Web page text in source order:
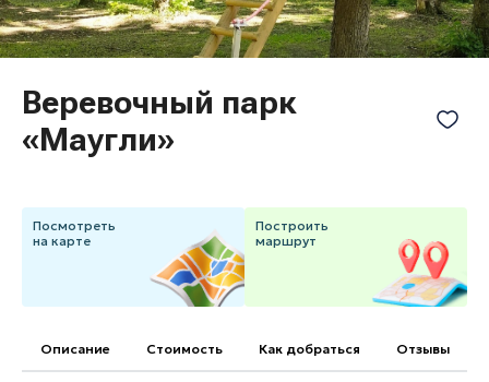
Банные комплексы
Горнолыжные клубы
Спецпроекты
Федоскинская фабрика
Пикник в Подмосковье
Золотое кольцо России
Войти
Инвесторам
Веревочный парк
«Маугли»
Посмотреть
на карте
Построить
маршрут
Описание Cтоимость Как добраться Отзывы